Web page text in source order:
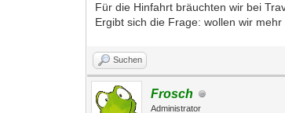
Für die Hinfahrt bräuchten wir bei
Ergibt sich die Frage: wollen wir
Suchen
Frosch
Administrator